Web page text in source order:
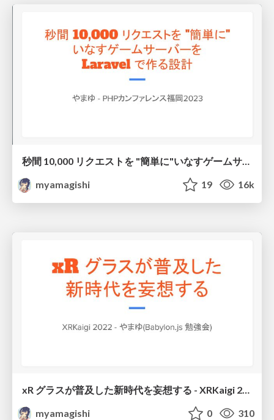
秒間 10,000 リクエストを "簡単に"いなすゲームサーバーを Laravel で作る設計
myamagishi
19 16k
myamagishi
0 310